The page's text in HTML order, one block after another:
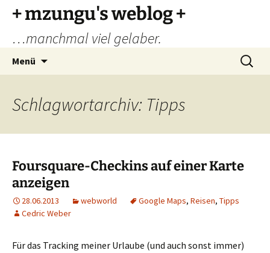
Zum
Inhalt
springen
+ mzungu's weblog +
…manchmal viel gelaber.
Menü
Suchen
nach:
Schlagwortarchiv: Tipps
Foursquare-Checkins auf einer Karte
anzeigen
28.06.2013 webworld Google Maps, Reisen, Tipps
Cedric Weber
Für das Tracking meiner Urlaube (und auch sonst immer)